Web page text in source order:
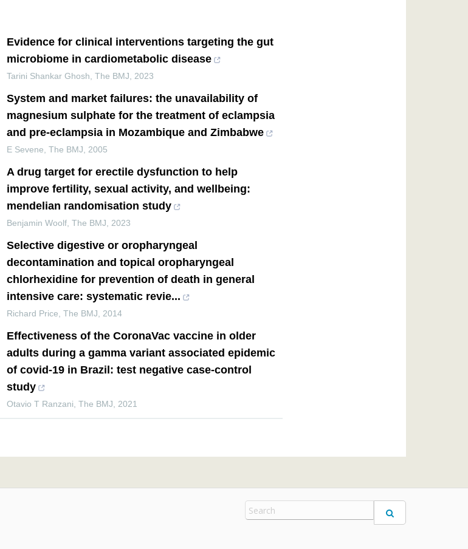
Evidence for clinical interventions targeting the gut
microbiome in cardiometabolic disease
Tarini Shankar Ghosh The BMJ 2023
System and market failures: the unavailability of
magnesium sulphate for the treatment of eclampsia
and pre-eclampsia in Mozambique and Zimbabwe
E Sevene The BMJ 2005
A drug target for erectile dysfunction to help
improve fertility, sexual activity, and wellbeing:
mendelian randomisation study
Benjamin Woolf, The BMJ 2023
Selective digestive or oropharyngeal
decontamination and topical oropharyngeal
chlorhexidine for prevention of death in general
intensive care: systematic revie...
Richard Price The BMJ 2014
Effectiveness of the CoronaVac vaccine in older
adults during a gamma variant associated epidemic
of covid-19 in Brazil: test negative case-control
study
Otavio T Ranzani The BMJ 2021